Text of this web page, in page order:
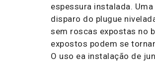
espessura instalada.
disparo do plugue
sem roscas expostas no
expostos podem se
O uso ea instalação de